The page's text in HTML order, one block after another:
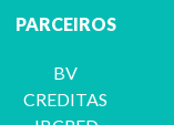
PARCEIROS
BV
CREDITAS